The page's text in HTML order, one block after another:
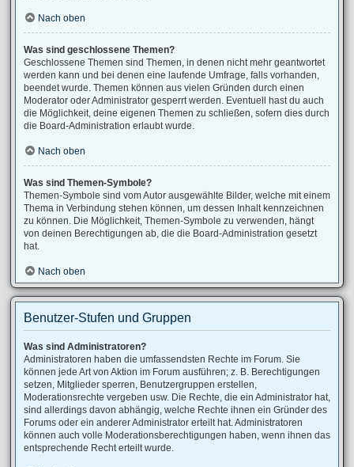
Nach oben
Was sind geschlossene Themen?
Geschlossene Themen sind Themen, in denen nicht mehr geantwortet
werden kann und bei denen eine laufende Umfrage, falls vorhanden,
beendet wurde. Themen können aus vielen Gründen durch einen
Moderator oder Administrator gesperrt werden. Eventuell hast du auch
die Möglichkeit, deine eigenen Themen zu schließen, sofern dies durch
die Board-Administration erlaubt wurde.
Nach oben
Was sind Themen-Symbole?
Themen-Symbole sind vom Autor ausgewählte Bilder, welche mit einem
Thema in Verbindung stehen können, um dessen Inhalt kennzeichnen
zu können. Die Möglichkeit, Themen-Symbole zu verwenden, hängt
von deinen Berechtigungen ab, die die Board-Administration gesetzt
hat.
Nach oben
Benutzer-Stufen und Gruppen
Was sind Administratoren?
Administratoren haben die umfassendsten Rechte im Forum. Sie
können jede Art von Aktion im Forum ausführen; z. B. Berechtigungen
setzen, Mitglieder sperren, Benutzergruppen erstellen,
Moderationsrechte vergeben usw. Die Rechte, die ein Administrator hat,
sind allerdings davon abhängig, welche Rechte ihnen ein Gründer des
Forums oder ein anderer Administrator erteilt hat. Administratoren
können auch volle Moderationsberechtigungen haben, wenn ihnen das
entsprechende Recht erteilt wurde.